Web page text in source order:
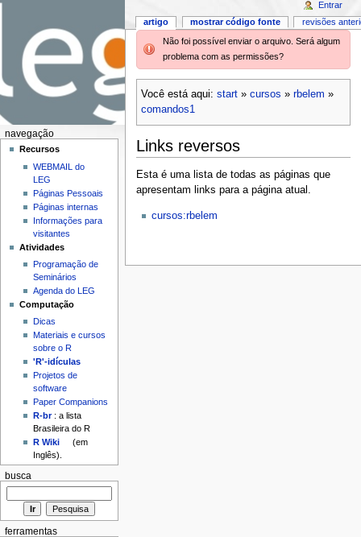
Não foi possível enviar o arquivo. Será algum
problema com as permissões?
Você está aqui: start» cursos » rbelem »
comandos1
Links reversos
Esta é uma lista de todas as páginas que
apresentam links para a página atual.
cursos:rbelem
artigo mostrar código fonte revisões
Entrar
navegação
Recursos
WEBMAIL do
LEG
Páginas Pessoais
Páginas internas
Informações para
visitantes
Atividades
Programação de
Seminários
Agenda do LEG
Computação
Dicas
Materiais e cursos
sobre o R
'R'-idículas
Projetos de
software
Paper Companions
R-br: a lista
Brasileira do R
R Wiki
(em
Inglês).
busca
ferramentas